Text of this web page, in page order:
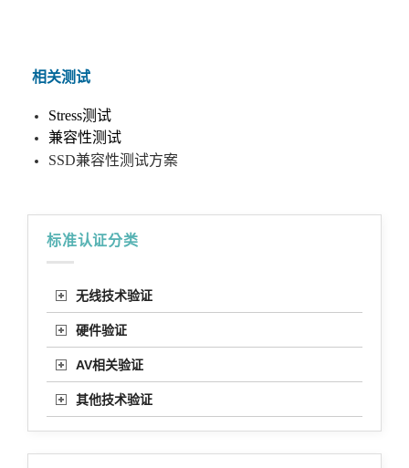
相关测试
Stress测试
兼容性测试
SSD兼容性测试方案
标准认证分类
无线技术验证
硬件验证
AV相关验证
其他技术验证